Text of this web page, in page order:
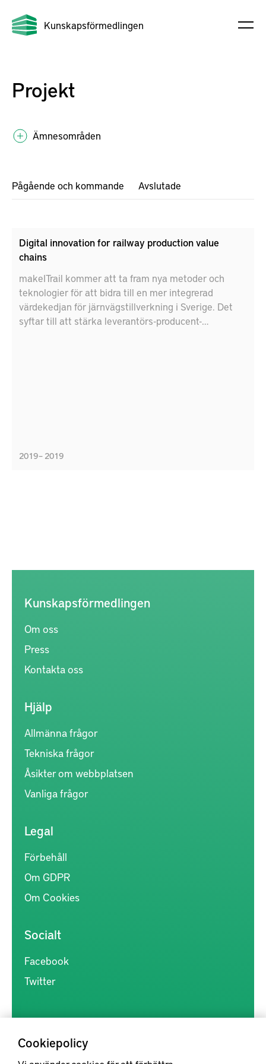
Kunskapsförmedlingen
Projekt
Ämnesområden
Pågående och kommande Avslutade
Digital innovation for railway production value
chains
makeITrail kommer att ta fram nya metoder och
teknologier för att bidra till en mer integrerad
värdekedjan för järnvägstillverkning i Sverige. Det
syftar till att stärka leverantörs-producent-
Konsortiet består av Bombardier Transportation,
2019 – 2019
Cookiepolicy
Kunskapsförmedlingen
Om oss
Press
Kontakta oss
Hjälp
Allmänna frågor
Tekniska frågor
Åsikter om webbplatsen
Vanliga frågor
Legal
Förbehåll
Om GDPR
Om Cookies
Socialt
Facebook
Twitter